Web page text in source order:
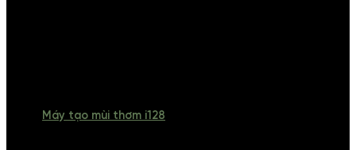
Máy tạo mùi thơm i128